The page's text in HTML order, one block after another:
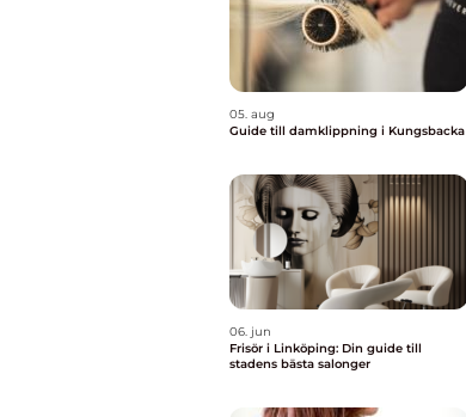
05. aug
Guide till damklippning i Kungsbacka
06. jun
Frisör i Linköping: Din guide till
stadens bästa salonger